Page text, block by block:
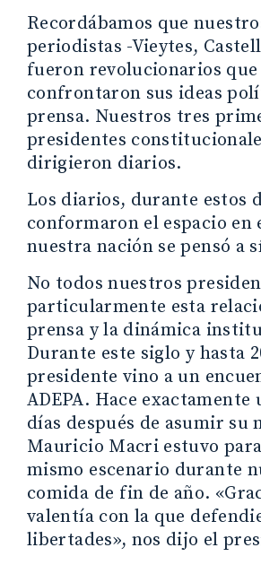
Recordábamos que
periodistas -Vieytes,
fueron revolucionarios que
confrontaron sus ideas
prensa. Nuestros tres
presidentes
dirigieron diarios.
Los diarios, durante estos
conformaron el espacio en
nuestra nación se pensó a
No todos nuestros
particularmente esta
prensa y la dinámica
Durante este siglo y hasta
presidente vino a un
ADEPA. Hace exactamente
días después de asumir su
Mauricio Macri estuvo
mismo escenario durante
comida de fin de año.
valentía con la que
libertades», nos dijo el